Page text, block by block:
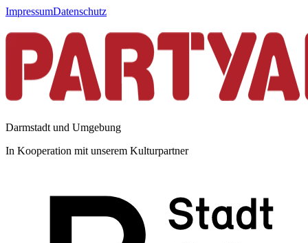
ImpressumDatenschutz
Darmstadt und Umgebung
In Kooperation mit unserem Kulturpartner